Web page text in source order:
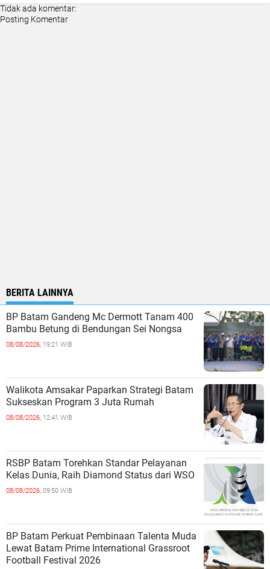
Tidak ada komentar:
Posting Komentar
BERITA LAINNYA
BP Batam Gandeng Mc Dermott Tanam 400
Bambu Betung di Bendungan Sei Nongsa
08/08/2026, 19:21 WIB
Walikota Amsakar Paparkan Strategi Batam
Sukseskan Program 3 Juta Rumah
08/08/2026, 12:41 WIB
RSBP Batam Torehkan Standar Pelayanan
Kelas Dunia, Raih Diamond Status dari WSO
08/08/2026, 09:50 WIB
BP Batam Perkuat Pembinaan Talenta Muda
Lewat Batam Prime International Grassroot
Football Festival 2026